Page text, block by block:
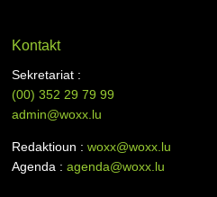
Kontakt
Sekretariat :
(00)352 29 79 99
admin@woxx.lu
Redaktioun :woxx@woxx.lu
Agenda :agenda@woxx.lu